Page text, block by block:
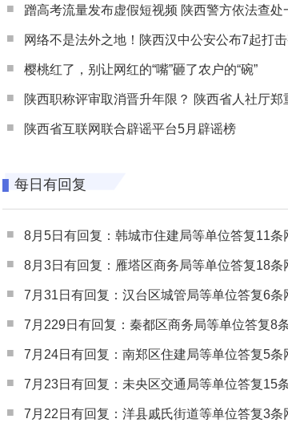
蹭高考流量发布虚假短视频 陕西警方依法查处一起涉高考网络
网络不是法外之地！陕西汉中公安公布7起打击整治网谣网暴典型
樱桃红了，别让网红的“嘴”砸了农户的“碗”
陕西职称评审取消晋升年限？ 陕西省人社厅郑重声明 谨防职称评审不实言
陕西省互联网联合辟谣平台5月辟谣榜
每日有回复
8月5日有回复：韩城市住建局等单位答复11条网民
8月3日有回复：雁塔区商务局等单位答复18条网民
7月31日有回复：汉台区城管局等单位答复6条网民
7月229日有回复：秦都区商务局等单位答复8条网民
7月24日有回复：南郑区住建局等单位答复5条网民
7月23日有回复：未央区交通局等单位答复15条网民
7月22日有回复：洋县戚氏街道等单位答复3条网民